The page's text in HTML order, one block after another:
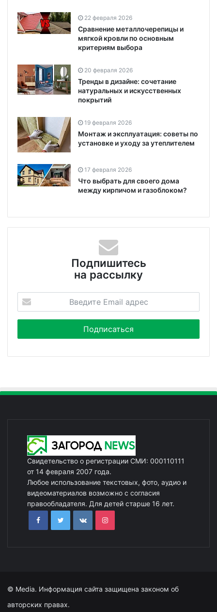
22 февраля 2026
Сравнение металлочерепицы и
мягкой кровли по основным
критериям выбора
20 февраля 2026
Тренды в дизайне: сочетание
натуральных и искусственных
покрытий
19 февраля 2026
Монтаж и эксплуатация: советы по
установке и уходу за утеплителем
17 февраля 2026
Что выбрать для своего дома
между кирпичом и газоблоком?
Подпишитесь
на рассылку
Свидетельство о регистрации СМИ: 000110111
от 14 февраля 2007 года.
Любое использование текстовых, фото, аудио и
видеоматериалов возможно с согласия
правообладателя. Для детей старше 16 лет.
© Media. Информация сайта защищена законом об
авторских правах.